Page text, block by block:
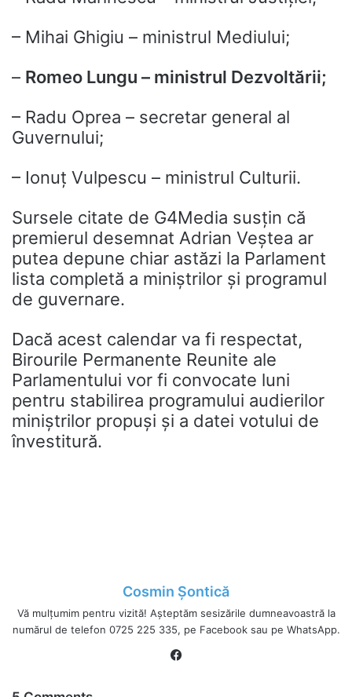
– Mihai Ghigiu – ministrul Mediului;
– Romeo Lungu – ministrul Dezvoltării;
– Radu Oprea – secretar general al
Guvernului;
– Ionuț Vulpescu – ministrul Culturii.
Sursele citate de G4Media susțin că
premierul desemnat Adrian Veștea ar
putea depune chiar astăzi la Parlament
lista completă a miniștrilor și programul
de guvernare.
Dacă acest calendar va fi respectat,
Birourile Permanente Reunite ale
Parlamentului vor fi convocate luni
pentru stabilirea programului audierilor
miniștrilor propuși și a datei votului de
învestitură.
Cosmin Șontică
Vă mulțumim pentru vizită! Așteptăm sesizările dumneavoastră la
numărul de telefon 0725 225 335, pe Facebook sau pe WhatsApp.